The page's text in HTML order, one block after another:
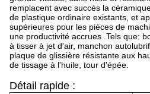
remplacent avec succès la
de plastique ordinaire existants, et
supérieures pour les pièces de
une productivité accrues .Tels que:
à tisser à jet d'air, manchon
plaque de glissière résistante aux
de tissage à l'huile, tour d'épée.
Détail rapide :